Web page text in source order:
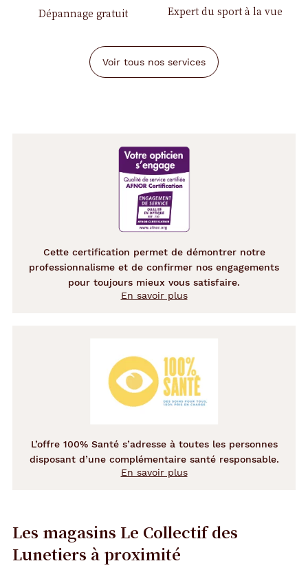
Dépannage gratuit Expert du sport à la vue
Voir tous nos services
Cette certification permet de démontrer notre
professionnalisme et de confirmer nos engagements
pour toujours mieux vous satisfaire.
En savoir plus
L’offre 100% Santé s’adresse à toutes les personnes
disposant d’une complémentaire santé responsable.
En savoir plus
Les magasins Le Collectif des
Lunetiers à proximité